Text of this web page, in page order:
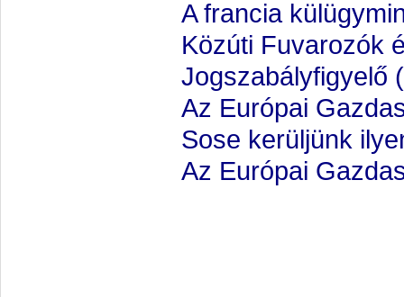
A francia
Közúti Fuvarozók
Jogszabályfigyelő
Az Európai
Sose kerüljünk
Az Európai